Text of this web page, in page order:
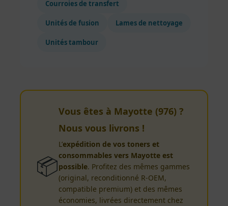
Courroies de transfert
Unités de fusion Lames de nettoyage
Unités tambour
📦
Vous êtes à Mayotte (976) ?
Nous vous livrons !
L’expédition de vos toners et
consommables vers Mayotte est
possible. Profitez des mêmes gammes
(original, reconditionné R-OEM,
compatible premium) et des mêmes
économies, livrées directement chez